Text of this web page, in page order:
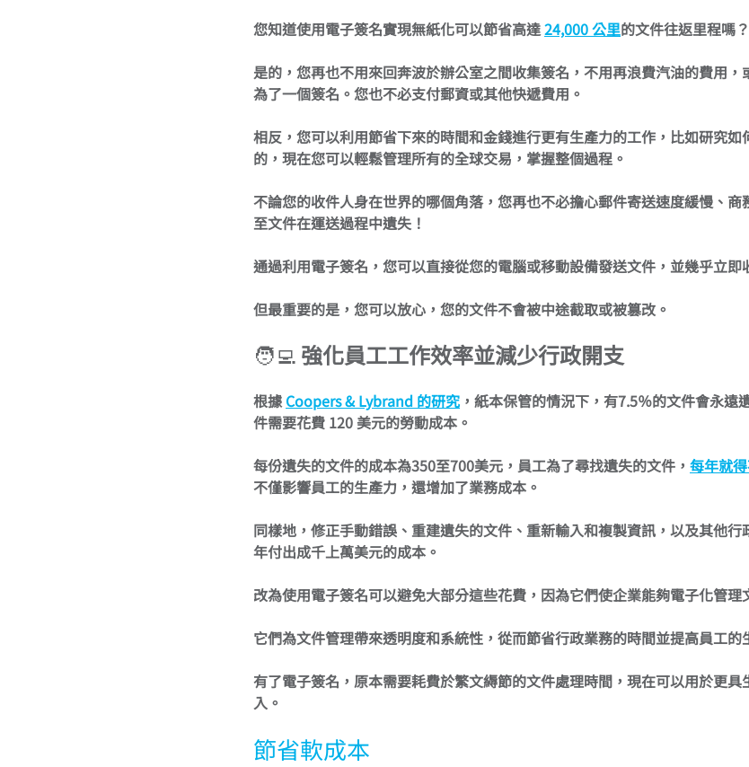
您知道使用電子簽名實現無紙化可以節省高達 24,000 公里的文件往返里程嗎？
是的，您再也不用來回奔波於辦公室之間收集簽名，不用再浪費汽油的費用
為了一個簽名。您也不必支付郵資或其他快遞費用。
相反，您可以利用節省下來的時間和金錢進行更有生產力的工作，比如研究
的，現在您可以輕鬆管理所有的全球交易，掌握整個過程。
不論您的收件人身在世界的哪個角落，您再也不必擔心郵件寄送速度緩慢、
至文件在運送過程中遺失！
通過利用電子簽名，您可以直接從您的電腦或移動設備發送文件，並幾乎立即
但最重要的是，您可以放心，您的文件不會被中途截取或被篡改。
🧑‍💻 強化員工工作效率並減少行政開支
根據 Coopers & Lybrand 的研究 ，紙本保管的情況下，有7.5％的文件會永遠
件需要花費 120 美元的勞動成本。
每份遺失的文件的成本為350至700美元，員工為了尋找遺失的文件， 每年就
不僅影響員工的生產力，還增加了業務成本。
同樣地，修正手動錯誤、重建遺失的文件、重新輸入和複製資訊，以及其他
年付出成千上萬美元的成本。
改為使用電子簽名可以避免大部分這些花費，因為它們使企業能夠電子化管理
它們為文件管理帶來透明度和系統性，從而節省行政業務的時間並提高員工的
有了電子簽名，原本需要耗費於繁文縟節的文件處理時間，現在可以用於更
入。
節省軟成本